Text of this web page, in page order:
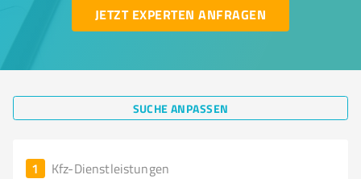
JETZT EXPERTEN ANFRAGEN
SUCHE ANPASSEN
1 Kfz-Dienstleistungen